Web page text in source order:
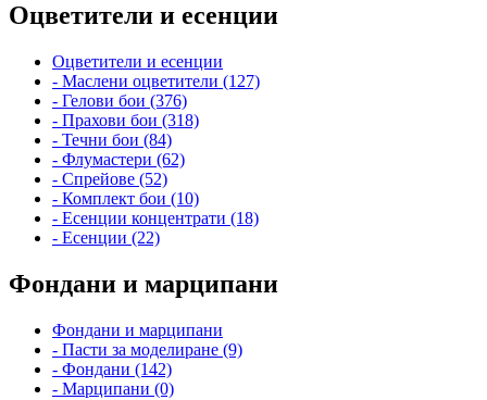
Оцветители и есенции
Оцветители и есенции
- Маслени оцветители (127)
- Гелови бои (376)
- Прахови бои (318)
- Течни бои (84)
- Флумастери (62)
- Спрейове (52)
- Комплект бои (10)
- Есенции концентрати (18)
- Есенции (22)
Фондани и марципани
Фондани и марципани
- Пасти за моделиране (9)
- Фондани (142)
- Марципани (0)